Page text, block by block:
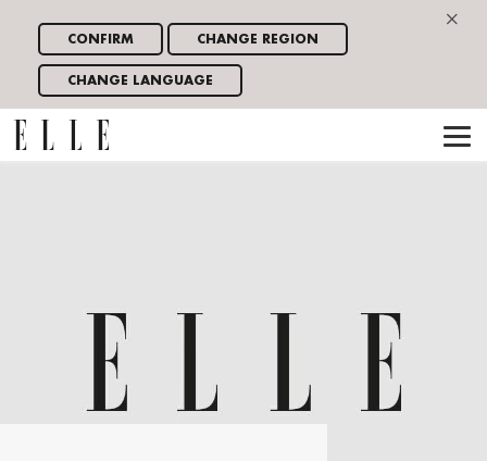
×
CONFIRM CHANGE REGION
CHANGE LANGUAGE